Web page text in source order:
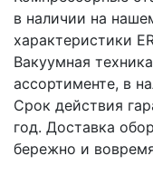
в наличии на
характеристики
Вакуумная
ассортименте, в
Срок действия
год. Доставка
бережно и